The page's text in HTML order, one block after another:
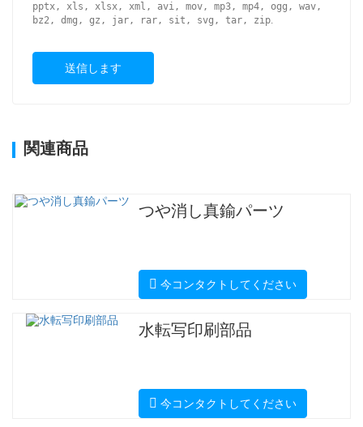
pptx, xls, xlsx, xml, avi, mov, mp3, mp4, ogg, wav,
bz2, dmg, gz, jar, rar, sit, svg, tar, zip.
送信します
関連商品
つや消し真鍮パーツ
今コンタクトしてください
水転写印刷部品
今コンタクトしてください